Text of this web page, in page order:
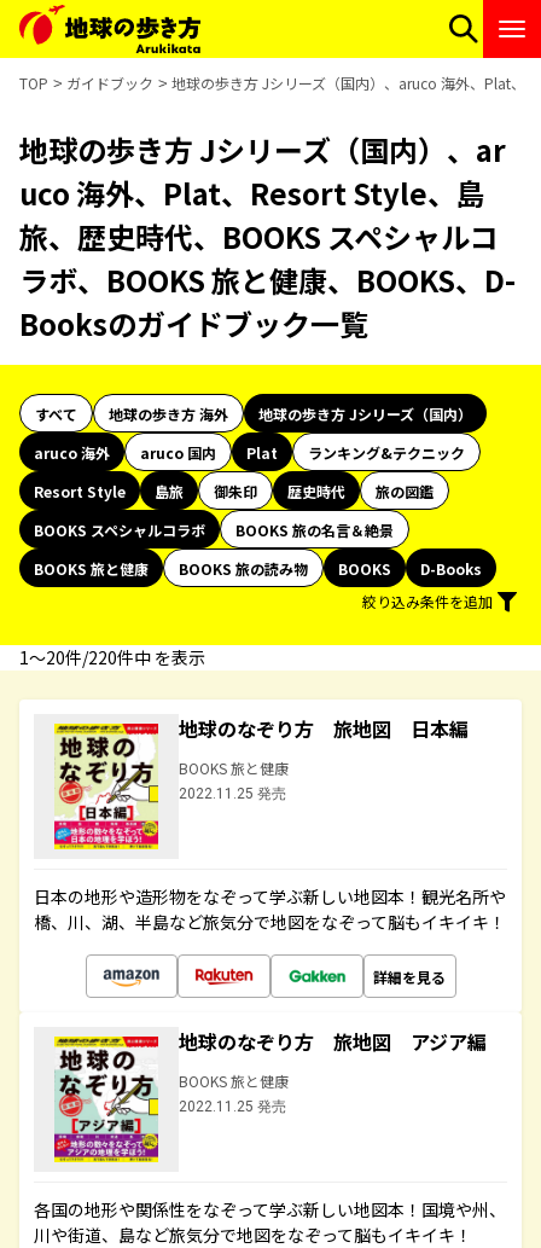
TOP ガイドブック 地球の歩き方 Jシリーズ（国内）、aruco 海外、Plat、
地球の歩き方 Jシリーズ（国内）、ar
uco 海外、Plat、Resort Style、島
旅、歴史時代、BOOKS スペシャルコ
ラボ、BOOKS 旅と健康、BOOKS、D-
Booksのガイドブック一覧
すべて 地球の歩き方 海外
地球の歩き方 Jシリーズ（国内）
aruco 海外
aruco 国内 Plat
ランキング&テクニック
Resort Style
島旅 御朱印 歴史時代
旅の図鑑
BOOKS スペシャルコラボ
BOOKS 旅の名言＆絶景
BOOKS 旅と健康
BOOKS 旅の読み物 BOOKS
D-Books
絞り込み条件を追加
1〜20件/220件中 を表示
地球のなぞり方 旅地図 日本編
BOOKS 旅と健康
2022.11.25 発売
日本の地形や造形物をなぞって学ぶ新しい地図本！観光名所や
橋、川、湖、半島など旅気分で地図をなぞって脳もイキイキ！
詳細を見る
地球のなぞり方 旅地図 アジア編
BOOKS 旅と健康
2022.11.25 発売
各国の地形や関係性をなぞって学ぶ新しい地図本！国境や州、
川や街道、島など旅気分で地図をなぞって脳もイキイキ！